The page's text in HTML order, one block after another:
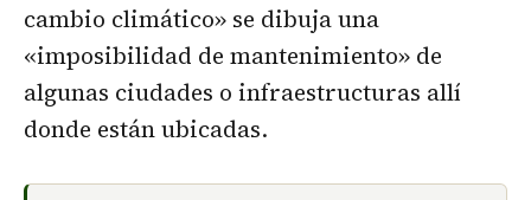
cambio climático» se dibuja una
«imposibilidad de mantenimiento» de
algunas ciudades o infraestructuras allí
donde están ubicadas.